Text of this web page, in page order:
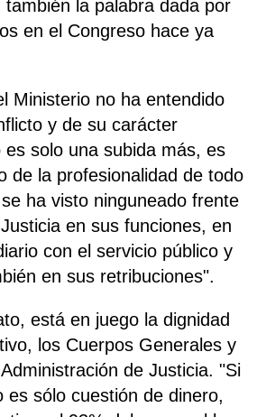
también la palabra dada por
en el Congreso hace ya
Ministerio no ha entendido
y de su carácter
solo una subida más, es
de la profesionalidad de todo
ha visto ninguneado frente
en sus funciones, en
con el servicio público y
en sus retribuciones".
está en juego la dignidad
los Cuerpos Generales y
de Justicia. "Si
es sólo cuestión de dinero,